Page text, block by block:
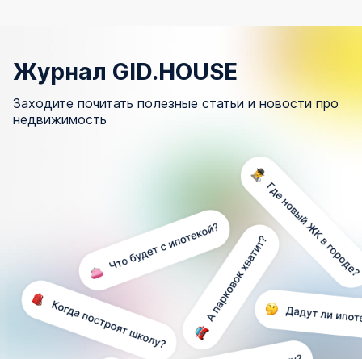
Журнал GID.HOUSE
Заходите почитать полезные статьи и новости про
недвижимость